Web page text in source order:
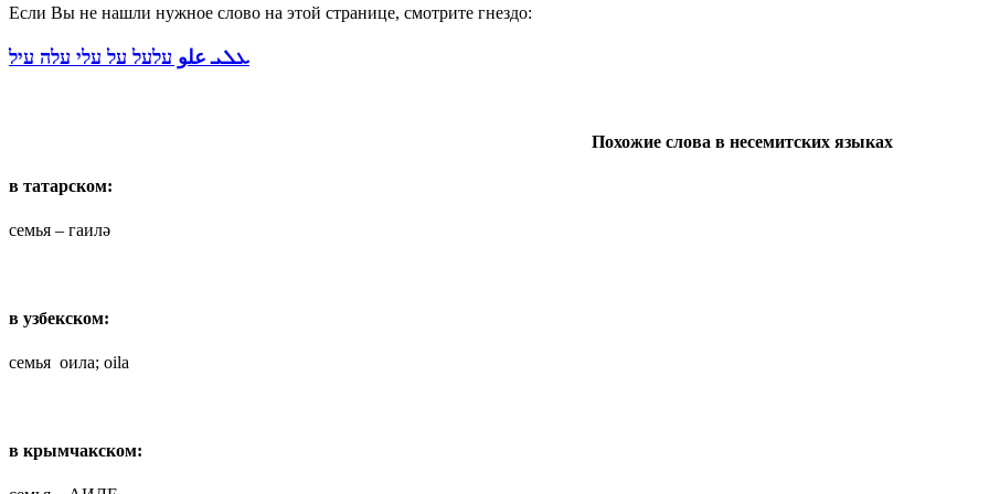
Если Вы не нашли нужное слово на этой странице, смотрите гнездо:
ܥܠܝ علو עלעל על עלי עלה עיל
Похожие слова в несемитских языках
в татарском:
семья – гаилә
в узбекском:
семья оила; oila
в крымчакском: